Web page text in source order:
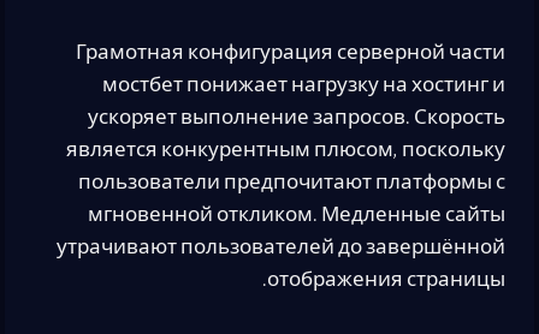
Грамотная конфигурация серверной части
мостбет понижает нагрузку на хостинг и
ускоряет выполнение запросов. Скорость
является конкурентным плюсом, поскольку
пользователи предпочитают платформы с
мгновенной откликом. Медленные сайты
утрачивают пользователей до завершённой
отображения страницы.